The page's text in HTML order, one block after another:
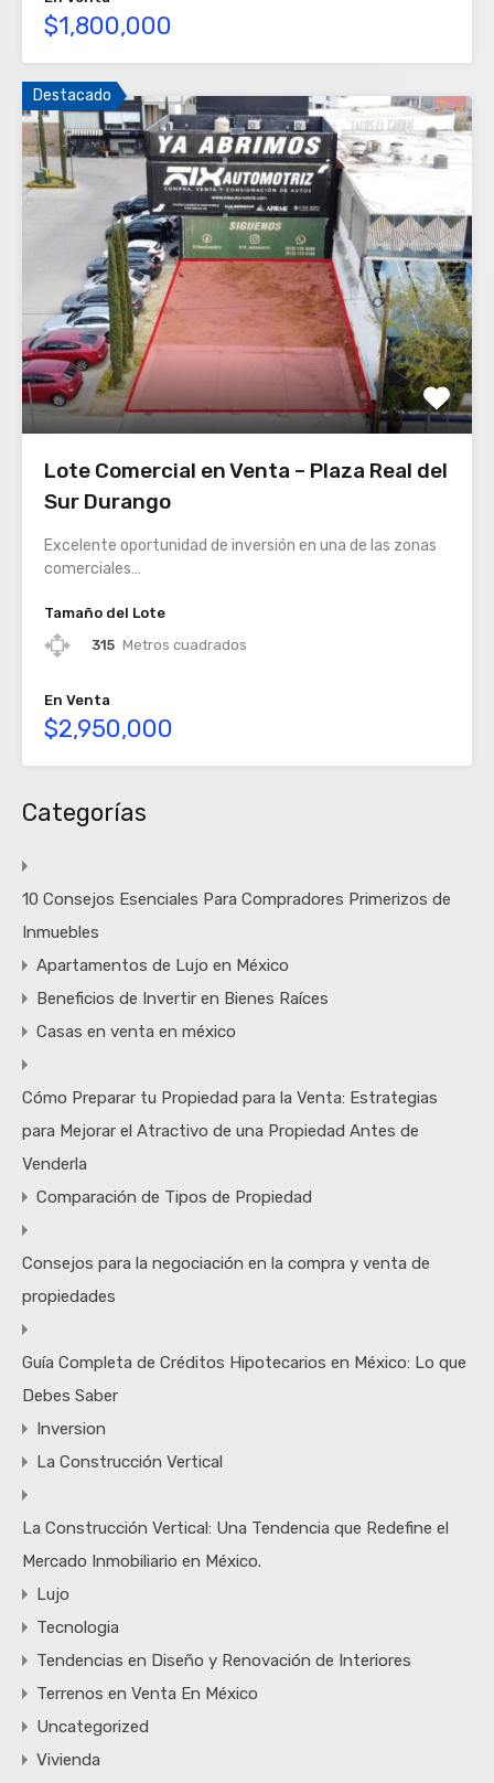
$1,800,000
Destacado
Lote Comercial en Venta – Plaza Real del
Sur Durango
Excelente oportunidad de inversión en una de las zonas
comerciales…
Tamaño del Lote
315 Metros cuadrados
En Venta
$2,950,000
Categorías
10 Consejos Esenciales Para Compradores Primerizos de
Inmuebles
Apartamentos de Lujo en México
Beneficios de Invertir en Bienes Raíces
Casas en venta en méxico
Cómo Preparar tu Propiedad para la Venta: Estrategias
para Mejorar el Atractivo de una Propiedad Antes de
Venderla
Comparación de Tipos de Propiedad
Consejos para la negociación en la compra y venta de
propiedades
Guía Completa de Créditos Hipotecarios en México: Lo que
Debes Saber
Inversion
La Construcción Vertical
La Construcción Vertical: Una Tendencia que Redefine el
Mercado Inmobiliario en México.
Lujo
Tecnologia
Tendencias en Diseño y Renovación de Interiores
Terrenos en Venta En México
Uncategorized
Vivienda